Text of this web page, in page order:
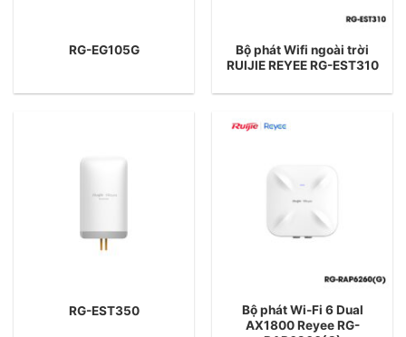
RG-EG105G
Bộ phát Wifi ngoài trời
RUIJIE REYEE RG-EST310
RG-EST350
Bộ phát Wi-Fi 6 Dual
AX1800 Reyee RG-